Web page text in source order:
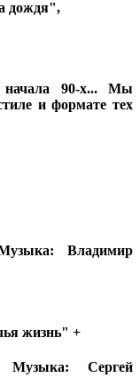
дождя",
90-х... Мы
и формате тех
Владимир
жизнь" +
Музыка: Сергей